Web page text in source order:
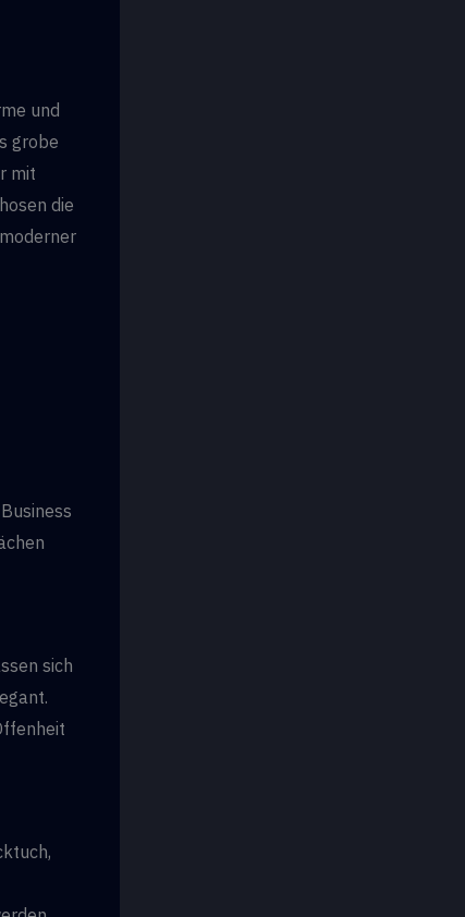
und
grobe
mit
die
sich